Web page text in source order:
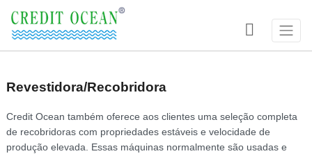

Revestidora/Recobridora
Credit Ocean também oferece aos clientes uma seleção completa
de recobridoras com propriedades estáveis e velocidade de
produção elevada. Essas máquinas normalmente são usadas e